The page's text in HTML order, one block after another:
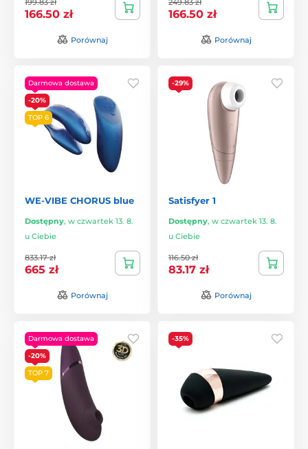
166.50 zł
Porównaj
166.50 zł
Porównaj
Darmowa dostawa
-20%
TOP 6
WE-VIBE CHORUS blue
Dostępny, w czwartek 13. 8.
u Ciebie
833.17 zł
665 zł
Porównaj
-29%
Satisfyer 1
Dostępny, w czwartek 13. 8.
u Ciebie
116.50 zł
83.17 zł
Porównaj
Darmowa dostawa
-20%
TOP 7
-35%